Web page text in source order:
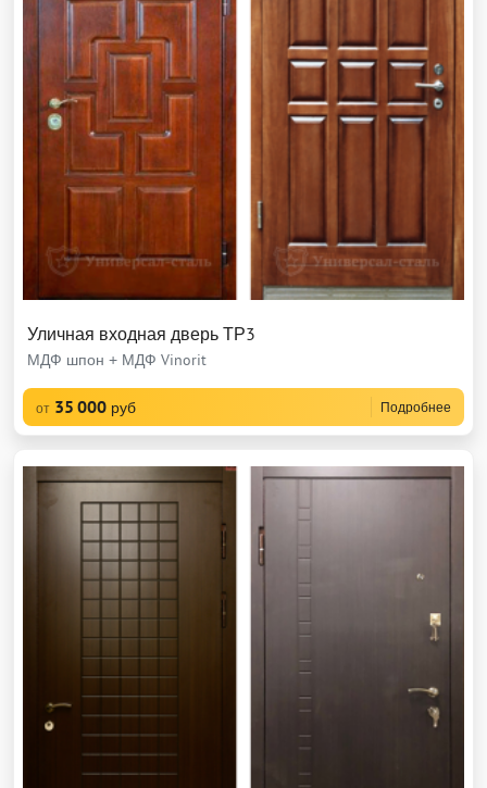
Уличная входная дверь ТР3
МДФ шпон + МДФ Vinorit
от 35 000 руб Подробнее